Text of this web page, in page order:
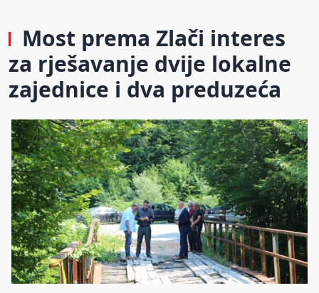
Most prema Zlači interes
za rješavanje dvije lokalne
zajednice i dva preduzeća